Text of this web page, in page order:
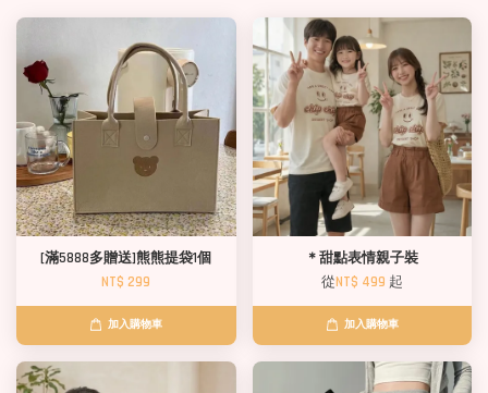
[滿5888多贈送]熊熊提袋1個
NT$ 299
加入購物車
＊甜點表情親子裝
從NT$ 499 起
加入購物車